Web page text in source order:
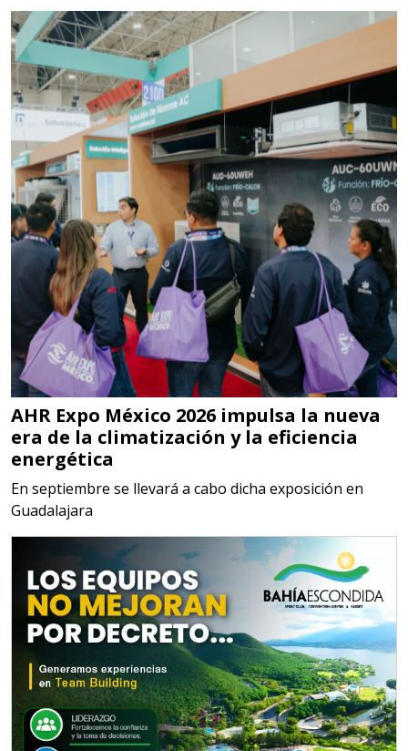
Empresa en Jalisco
Requiere:
MATERIALES PARA SELLOS DE
SISTEMAS DE ESCAPE
Especificaciones:
Requisitos: Garantizar composición
química y origen adecuados
(especialmente para grafito) y
contar con sistemas de calidad y
gestión ambiental.
Aplicar al Requerimiento
Empresa en Jalisco
Requiere:
MATERIALES PARA SELLOS DE
BATERÍAS DE LITIO
Especificaciones:
Para vehículos eléctricos.
Requisitos: Garantizar composición
química y origen adecuados
(especialmente para grafito) y
contar con sistemas de calidad y
gestión ambiental.
Aplicar al Requerimiento
AHR Expo México 2026 impulsa la nueva
era de la climatización y la eficiencia
energética
En septiembre se llevará a cabo dicha exposición en
Guadalajara